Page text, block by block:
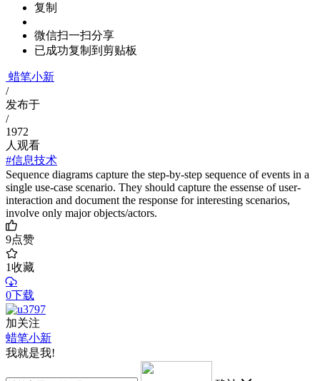
复制
微信扫一扫分享
已成功复制到剪贴板
蜡笔小新
/
发布于
/
1972
人观看
#信息技术
Sequence diagrams capture the step-by-step sequence of events in a
single use-case scenario. They should capture the essense of user-
interaction and document the response for interesting scenarios,
involve only major objects/actors.
9点赞
1收藏
0下载
加关注
蜡笔小新
我就是我!